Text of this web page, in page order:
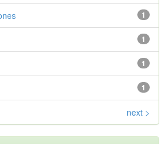
1
1
1
1
next >